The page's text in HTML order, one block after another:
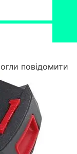
повідомити